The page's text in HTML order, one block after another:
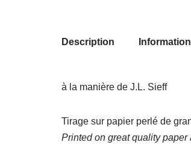
Description
à la manière de J.L. Sieff
Tirage sur papier perlé de
Printed on great quality